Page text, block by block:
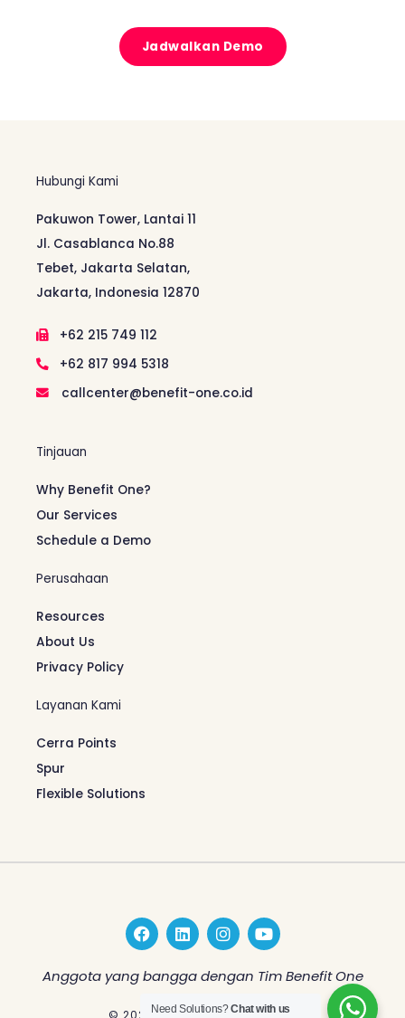
Jadwalkan Demo
Hubungi Kami
Pakuwon Tower, Lantai 11
Jl. Casablanca No.88
Tebet, Jakarta Selatan,
Jakarta, Indonesia 12870
+62 215 749 112
+62 817 994 5318
callcenter@benefit-one.co.id
Tinjauan
Why Benefit One?
Our Services
Schedule a Demo
Perusahaan
Resources
About Us
Privacy Policy
Layanan Kami
Cerra Points
Spur
Flexible Solutions
F
a
c
e
L
i
n
k
e
d
I
n
s
t
a
g
Y
o
u
t
b
Anggota yang bangga dengan Tim Benefit One
Need Solutions?Chat with us